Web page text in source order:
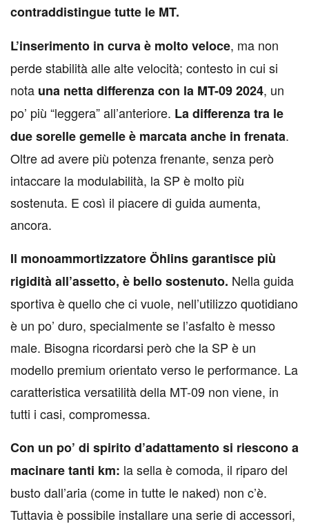
contraddistingue tutte le MT.
L’inserimento in curva è molto veloce, ma non
perde stabilità alle alte velocità; contesto in cui si
nota una netta differenza con la MT-09 2024, un
po’ più “leggera” all’anteriore. La differenza tra le
due sorelle gemelle è marcata anche in frenata.
Oltre ad avere più potenza frenante, senza però
intaccare la modulabilità, la SP è molto più
sostenuta. E così il piacere di guida aumenta,
ancora.
Il monoammortizzatore Öhlins garantisce più
rigidità all’assetto, è bello sostenuto. Nella guida
sportiva è quello che ci vuole, nell’utilizzo quotidiano
è un po’ duro, specialmente se l’asfalto è messo
male. Bisogna ricordarsi però che la SP è un
modello premium orientato verso le performance. La
caratteristica versatilità della MT-09 non viene, in
tutti i casi, compromessa.
Con un po’ di spirito d’adattamento si riescono a
macinare tanti km: la sella è comoda, il riparo del
busto dall’aria (come in tutte le naked) non c’è.
Tuttavia è possibile installare una serie di accessori,